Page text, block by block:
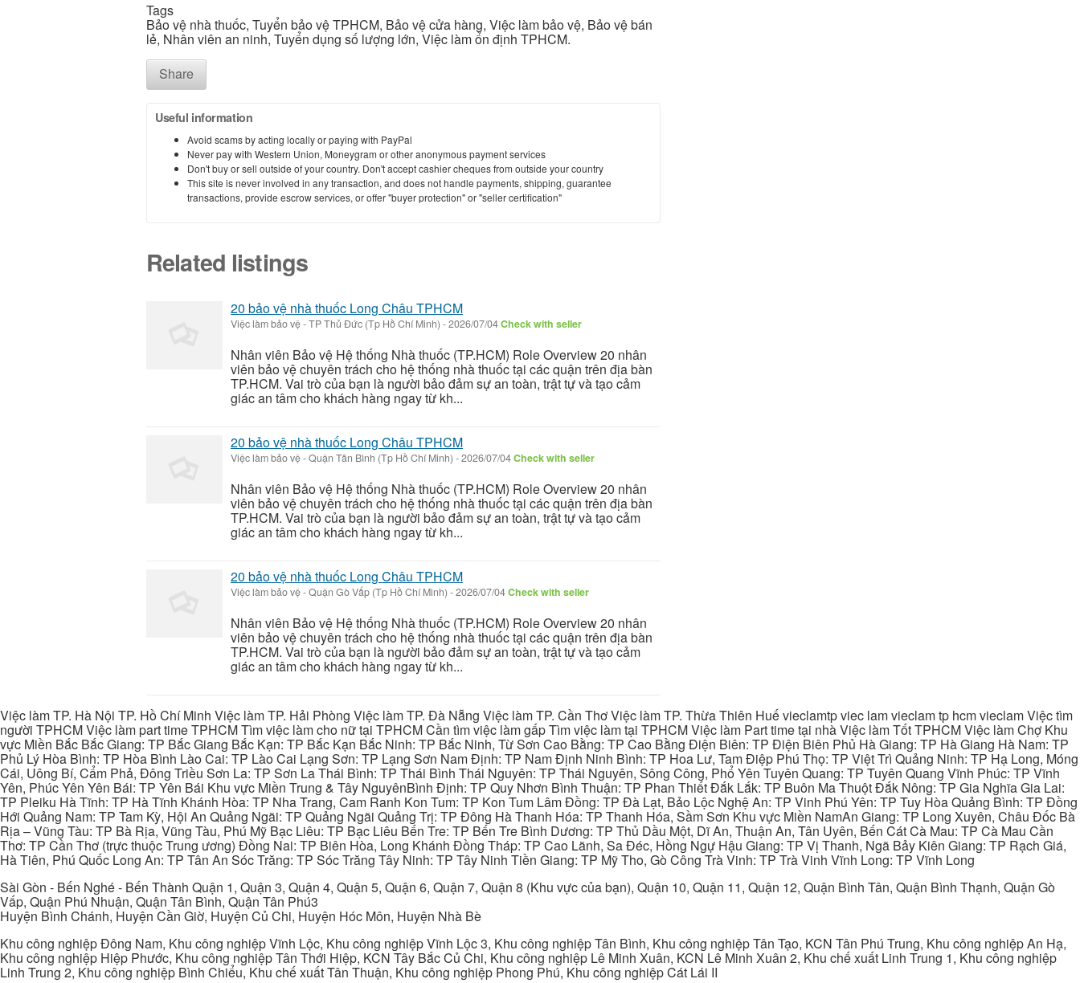
Tags
Bảo vệ nhà thuốc, Tuyển bảo vệ TPHCM, Bảo vệ cửa hàng, Việc làm bảo vệ, Bảo vệ bán
lẻ, Nhân viên an ninh, Tuyển dụng số lượng lớn, Việc làm ổn định TPHCM.
Share
Useful information
Avoid scams by acting locally or paying with PayPal
Never pay with Western Union, Moneygram or other anonymous payment services
Don't buy or sell outside of your country. Don't accept cashier cheques from outside your country
This site is never involved in any transaction, and does not handle payments, shipping, guarantee
transactions, provide escrow services, or offer "buyer protection" or "seller certification"
Related listings
20 bảo vệ nhà thuốc Long Châu TPHCM
Việc làm bảo vệ-TP Thủ Đức (Tp Hồ Chí Minh) -2026/07/04Check with seller
Nhân viên Bảo vệ Hệ thống Nhà thuốc (TP.HCM) Role Overview 20 nhân
viên bảo vệ chuyên trách cho hệ thống nhà thuốc tại các quận trên địa bàn
TP.HCM. Vai trò của bạn là người bảo đảm sự an toàn, trật tự và tạo cảm
giác an tâm cho khách hàng ngay từ kh...
20 bảo vệ nhà thuốc Long Châu TPHCM
Việc làm bảo vệ-Quận Tân Bình (Tp Hồ Chí Minh) -2026/07/04Check with seller
Nhân viên Bảo vệ Hệ thống Nhà thuốc (TP.HCM) Role Overview 20 nhân
viên bảo vệ chuyên trách cho hệ thống nhà thuốc tại các quận trên địa bàn
TP.HCM. Vai trò của bạn là người bảo đảm sự an toàn, trật tự và tạo cảm
giác an tâm cho khách hàng ngay từ kh...
20 bảo vệ nhà thuốc Long Châu TPHCM
Việc làm bảo vệ-Quận Gò Vấp (Tp Hồ Chí Minh) -2026/07/04Check with seller
Nhân viên Bảo vệ Hệ thống Nhà thuốc (TP.HCM) Role Overview 20 nhân
viên bảo vệ chuyên trách cho hệ thống nhà thuốc tại các quận trên địa bàn
TP.HCM. Vai trò của bạn là người bảo đảm sự an toàn, trật tự và tạo cảm
giác an tâm cho khách hàng ngay từ kh...
Việc làm TP. Hà Nội TP. Hồ Chí Minh Việc làm TP. Hải Phòng Việc làm TP. Đà Nẵng Việc làm TP. Cần Thơ Việc làm TP. Thừa Thiên Huế vieclamtp viec lam vieclam tp hcm vieclam Việc tìm
người TPHCM Việc làm part time TPHCM Tìm việc làm cho nữ tại TPHCM Cần tìm việc làm gấp Tìm việc làm tại TPHCM Việc làm Part time tại nhà Việc làm Tốt TPHCM Việc làm Chợ Khu
vực Miền Bắc Bắc Giang: TP Bắc Giang Bắc Kạn: TP Bắc Kạn Bắc Ninh: TP Bắc Ninh, Từ Sơn Cao Bằng: TP Cao Bằng Điện Biên: TP Điện Biên Phủ Hà Giang: TP Hà Giang Hà Nam: TP
Phủ Lý Hòa Bình: TP Hòa Bình Lào Cai: TP Lào Cai Lạng Sơn: TP Lạng Sơn Nam Định: TP Nam Định Ninh Bình: TP Hoa Lư, Tam Điệp Phú Thọ: TP Việt Trì Quảng Ninh: TP Hạ Long, Móng
Cái, Uông Bí, Cẩm Phả, Đông Triều Sơn La: TP Sơn La Thái Bình: TP Thái Bình Thái Nguyên: TP Thái Nguyên, Sông Công, Phổ Yên Tuyên Quang: TP Tuyên Quang Vĩnh Phúc: TP Vĩnh
Yên, Phúc Yên Yên Bái: TP Yên Bái Khu vực Miền Trung & Tây NguyênBình Định: TP Quy Nhơn Bình Thuận: TP Phan Thiết Đắk Lắk: TP Buôn Ma Thuột Đắk Nông: TP Gia Nghĩa Gia Lai:
TP Pleiku Hà Tĩnh: TP Hà Tĩnh Khánh Hòa: TP Nha Trang, Cam Ranh Kon Tum: TP Kon Tum Lâm Đồng: TP Đà Lạt, Bảo Lộc Nghệ An: TP Vinh Phú Yên: TP Tuy Hòa Quảng Bình: TP Đồng
Hới Quảng Nam: TP Tam Kỳ, Hội An Quảng Ngãi: TP Quảng Ngãi Quảng Trị: TP Đông Hà Thanh Hóa: TP Thanh Hóa, Sầm Sơn Khu vực Miền NamAn Giang: TP Long Xuyên, Châu Đốc Bà
Rịa – Vũng Tàu: TP Bà Rịa, Vũng Tàu, Phú Mỹ Bạc Liêu: TP Bạc Liêu Bến Tre: TP Bến Tre Bình Dương: TP Thủ Dầu Một, Dĩ An, Thuận An, Tân Uyên, Bến Cát Cà Mau: TP Cà Mau Cần
Thơ: TP Cần Thơ (trực thuộc Trung ương) Đồng Nai: TP Biên Hòa, Long Khánh Đồng Tháp: TP Cao Lãnh, Sa Đéc, Hồng Ngự Hậu Giang: TP Vị Thanh, Ngã Bảy Kiên Giang: TP Rạch Giá,
Hà Tiên, Phú Quốc Long An: TP Tân An Sóc Trăng: TP Sóc Trăng Tây Ninh: TP Tây Ninh Tiền Giang: TP Mỹ Tho, Gò Công Trà Vinh: TP Trà Vinh Vĩnh Long: TP Vĩnh Long
Sài Gòn - Bến Nghé - Bến Thành Quận 1, Quận 3, Quận 4, Quận 5, Quận 6, Quận 7, Quận 8 (Khu vực của bạn), Quận 10, Quận 11, Quận 12, Quận Bình Tân, Quận Bình Thạnh, Quận Gò
Vấp, Quận Phú Nhuận, Quận Tân Bình, Quận Tân Phú3
Huyện Bình Chánh, Huyện Cần Giờ, Huyện Củ Chi, Huyện Hóc Môn, Huyện Nhà Bè
Khu công nghiệp Đông Nam, Khu công nghiệp Vĩnh Lộc, Khu công nghiệp Vĩnh Lộc 3, Khu công nghiệp Tân Bình, Khu công nghiệp Tân Tạo, KCN Tân Phú Trung, Khu công nghiệp An Hạ,
Khu công nghiệp Hiệp Phước, Khu công nghiệp Tân Thới Hiệp, KCN Tây Bắc Củ Chi, Khu công nghiệp Lê Minh Xuân, KCN Lê Minh Xuân 2, Khu chế xuất Linh Trung 1, Khu công nghiệp
Linh Trung 2, Khu công nghiệp Bình Chiểu, Khu chế xuất Tân Thuận, Khu công nghiệp Phong Phú, Khu công nghiệp Cát Lái II